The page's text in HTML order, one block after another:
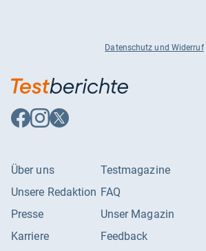
Datenschutz und Widerruf
Auf
Facebook
Auf
Instagram
Auf
X
Über uns
Unsere Redaktion
Presse
Karriere
Testmagazine
FAQ
Unser Magazin
Feedback